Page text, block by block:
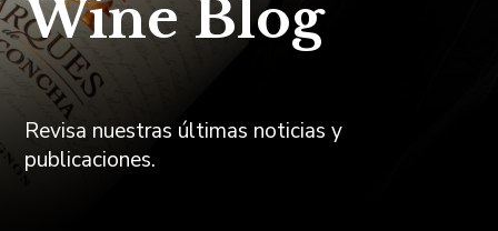
Wine Blog
Revisa nuestras últimas noticias y
publicaciones.